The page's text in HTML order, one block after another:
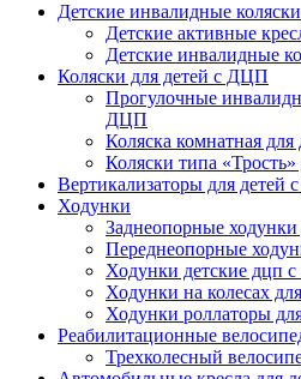
Детские инвалидные коляски
Детские активные
Детские инвалидные
Коляски для детей с ДЦП
Прогулочные
ДЦП
Коляска комнатная
Коляски типа
Вертикализаторы для детей
Ходунки
Заднеопорные ходунки
Переднеопорные
Ходунки детские дцп
Ходунки на колесах
Ходунки роллаторы
Реабилитационные
Трехколесный